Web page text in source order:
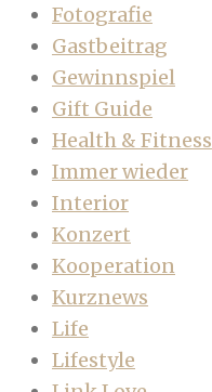
Fotografie
Gastbeitrag
Gewinnspiel
Gift Guide
Health & Fitness
Immer wieder
Interior
Konzert
Kooperation
Kurznews
Life
Lifestyle